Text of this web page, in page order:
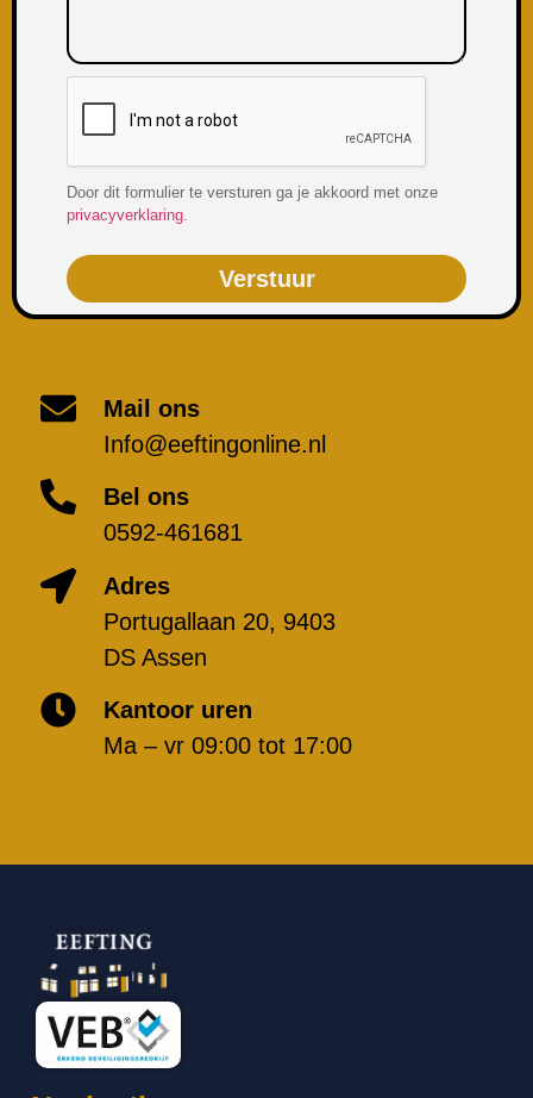
Door dit formulier te versturen ga je akkoord met onze
privacyverklaring
Verstuur
Mail ons
Info@eeftingonline.nl
Bel ons
0592-461681
Adres
Portugallaan 20, 9403
DS Assen
Kantoor uren
Ma – vr 09:00 tot 17:00